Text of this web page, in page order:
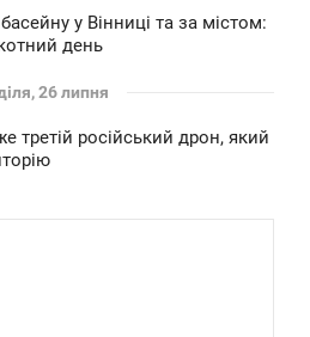
у Вінниці та за містом:
день
26 липня
третій російський дрон, який